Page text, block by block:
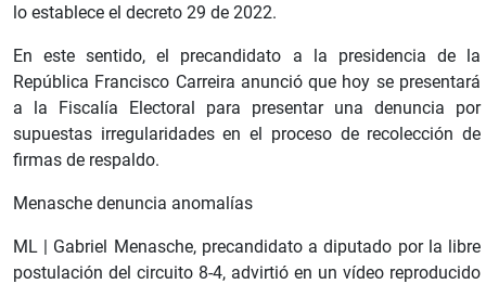
lo establece el decreto 29 de 2022.
En este sentido, el precandidato a la presidencia de la
República Francisco Carreira anunció que hoy se presentará
a la Fiscalía Electoral para presentar una denuncia por
supuestas irregularidades en el proceso de recolección de
firmas de respaldo.
Menasche denuncia anomalías
ML | Gabriel Menasche, precandidato a diputado por la libre
postulación del circuito 8-4, advirtió en un vídeo reproducido